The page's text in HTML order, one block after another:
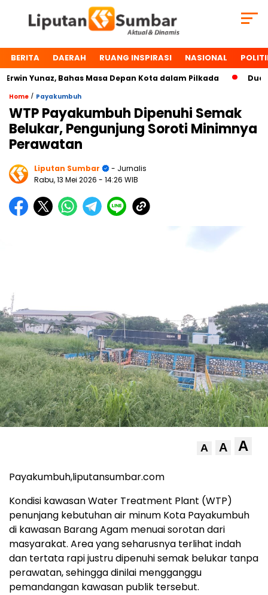
BERITA DAERAH RUANG INSPIRASI NASIONAL
Yunaz, Bahas Masa Depan Kota dalam Pilkada Dua
Home / Payakumbuh
WTP Payakumbuh Dipenuhi Semak
Belukar, Pengunjung Soroti Minimnya
Perawatan
Liputan Sumbar
- Jurnalis
Rabu, 13 Mei 2026 - 14:26 WIB
A A A
Payakumbuh,liputansumbar.com
Kondisi kawasan Water Treatment Plant (WTP)
penunjang kebutuhan air minum Kota Payakumbuh
di kawasan Barang Agam menuai sorotan dari
masyarakat. Area yang seharusnya terlihat indah
dan tertata rapi justru dipenuhi semak belukar tanpa
perawatan, sehingga dinilai mengganggu
pemandangan kawasan publik tersebut.